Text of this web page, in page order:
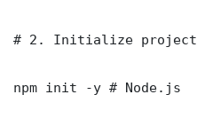
# 2. Initialize project
npm init -y # Node.js